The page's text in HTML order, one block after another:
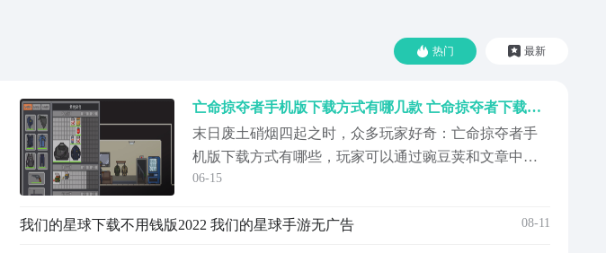
热门 最新
亡命掠夺者手机版下载方式有哪几款 亡命掠夺者下载中文汉化版渠道介绍
末日废土硝烟四起之时，众多玩家好奇：亡命掠夺者手
机版下载方式有哪些，玩家可以通过豌豆荚和文章中给
出的专属链接进行下载。该游戏结合末日生存和2D横版
世界。玩家扮演的是一位为了财富和生存不惜一切代价
06-15
我们的星球下载不用钱版2022 我们的星球手游无广告 08-11